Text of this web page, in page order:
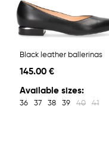
Black leather ballerinas
145.00 €
Available sizes:
36 37 38 39 40 41